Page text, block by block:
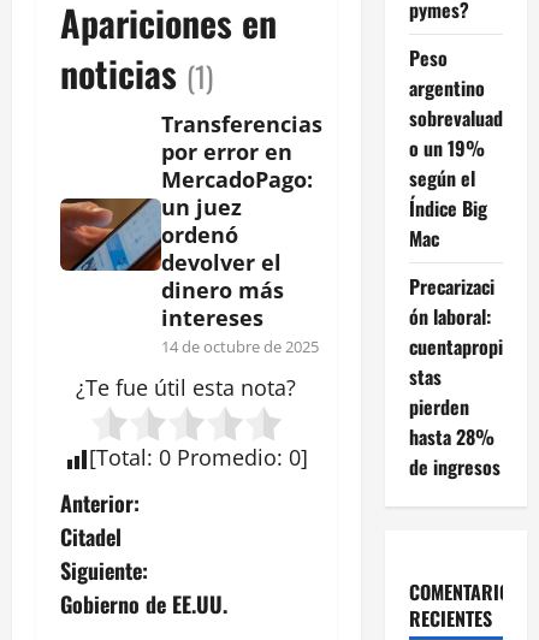
Apariciones en
noticias (1)
Transferencias
por error en
MercadoPago:
un juez
ordenó
devolver el
dinero más
intereses
14 de octubre de 2025
¿Te fue útil esta nota?
[Total: 0 Promedio: 0]
N
a
v
Anterior:
Citadel
Siguiente:
Gobierno de EE.UU.
pymes?
Peso
argentino
sobrevaluad
o un 19%
según el
Índice Big
Mac
Precarizaci
ón laboral:
cuentapropi
stas
pierden
hasta 28%
de ingresos
COMENTARIOS
RECIENTES